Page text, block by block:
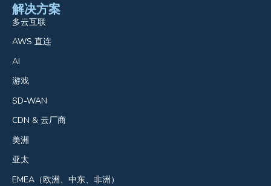
解决方案
多云互联
AWS 直连
AI
游戏
SD-WAN
CDN & 云厂商
美洲
亚太
EMEA（欧洲、中东、非洲）